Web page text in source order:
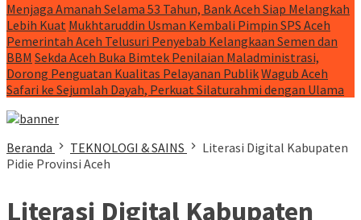
Menjaga Amanah Selama 53 Tahun, Bank Aceh Siap Melangkah
Lebih Kuat Mukhtaruddin Usman Kembali Pimpin SPS Aceh
Pemerintah Aceh Telusuri Penyebab Kelangkaan Semen dan
BBM Sekda Aceh Buka Bimtek Penilaian Maladministrasi,
Dorong Penguatan Kualitas Pelayanan PublikWagub Aceh
Safari ke Sejumlah Dayah, Perkuat Silaturahmi dengan Ulama
Beranda TEKNOLOGI & SAINS
Literasi Digital Kabupaten
Pidie Provinsi Aceh
Literasi Digital Kabupaten